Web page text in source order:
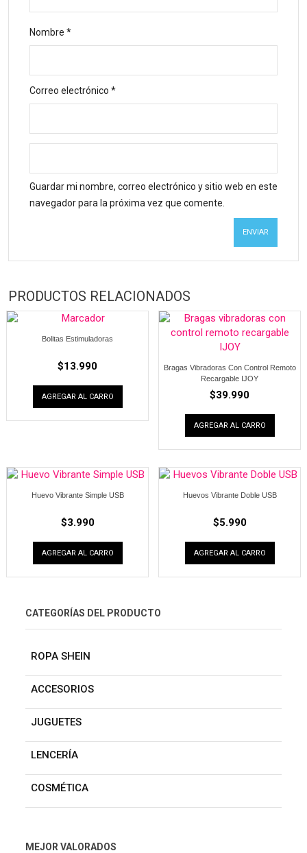
Nombre *
Correo electrónico *
Guardar mi nombre, correo electrónico y sitio web en este
navegador para la próxima vez que comente.
PRODUCTOS RELACIONADOS
Bolitas Estimuladoras
$13.990
AGREGAR AL CARRO
Bragas Vibradoras Con Control Remoto
Recargable IJOY
$39.990
AGREGAR AL CARRO
Huevo Vibrante Simple USB
$3.990
AGREGAR AL CARRO
Huevos Vibrante Doble USB
$5.990
AGREGAR AL CARRO
CATEGORÍAS DEL PRODUCTO
ROPA SHEIN
ACCESORIOS
JUGUETES
LENCERÍA
COSMÉTICA
MEJOR VALORADOS